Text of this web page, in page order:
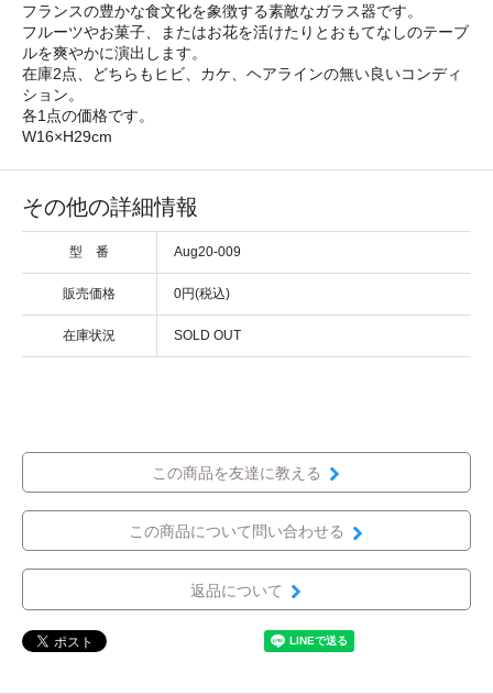
フランスの豊かな食文化を象徴する素敵なガラス器です。
フルーツやお菓子、またはお花を活けたりとおもてなしのテーブ
ルを爽やかに演出します。
在庫2点、どちらもヒビ、カケ、ヘアラインの無い良いコンディ
ション。
各1点の価格です。
W16×H29cm
その他の詳細情報
型 番 Aug20-009
販売価格 0円(税込)
在庫状況 SOLD OUT
この商品を友達に教える
この商品について問い合わせる
返品について